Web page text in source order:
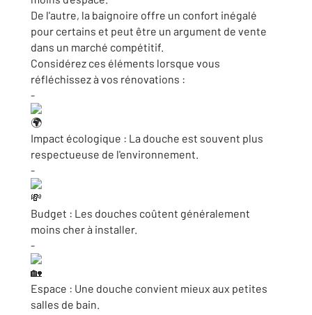
De l'autre, la baignoire offre un confort inégalé
pour certains et peut être un argument de vente
dans un marché compétitif.
Considérez ces éléments lorsque vous
réfléchissez à vos rénovations :
-
Impact écologique : La douche est souvent plus
respectueuse de l'environnement.
-
Budget : Les douches coûtent généralement
moins cher à installer.
-
Espace : Une douche convient mieux aux petites
salles de bain.